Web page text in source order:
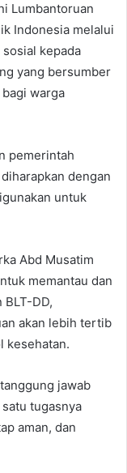
Lumbantoruan
Indonesia melalui
kepada
yang bersumber
warga
pemerintah
dengan
untuk
Abd Musatim
memantau dan
DD,
akan lebih tertib
kesehatan.
jawab
tugasnya
aman, dan